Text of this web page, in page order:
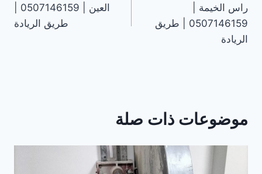
راس الخيمة |
0507146159 | طريق
الريادة
طريق الريادة
موضوعات ذات صلة